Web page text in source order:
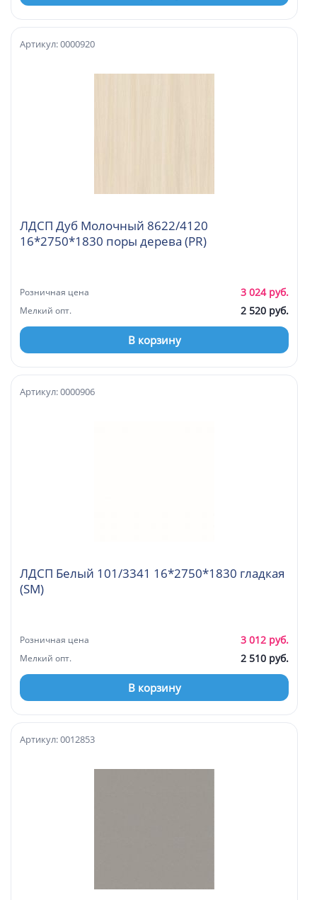
ЛДСП Дуб Молочный 8622/4120
16*2750*1830 поры дерева (PR)
Артикул: 0000920
Розничная цена 3 024 руб.
Мелкий опт. 2 520 руб.
В корзину
ЛДСП Белый 101/3341 16*2750*1830 гладкая
(SM)
Артикул: 0000906
Розничная цена 3 012 руб.
Мелкий опт. 2 510 руб.
В корзину
Артикул: 0012853